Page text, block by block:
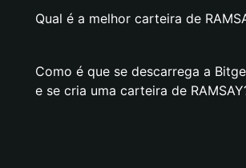
Qual é a melhor carteira de
Como é que se descarrega a
e se cria uma carteira de